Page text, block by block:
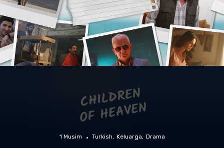
1 Musim Turkish Keluarga Drama